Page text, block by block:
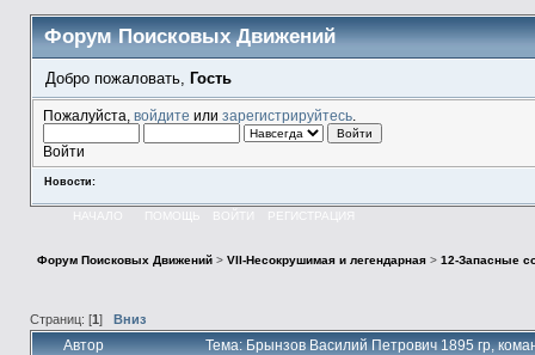
Форум Поисковых Движений
Добро пожаловать, Гость
Пожалуйста, войдите или зарегистрируйтесь.
Войти
Новости:
НАЧАЛО ПОМОЩЬ ВОЙТИ РЕГИСТРАЦИЯ
Форум Поисковых Движений> VII-Несокрушимая и легендарная> 12-Запасные
Страниц: [1 ] Вниз
Автор Тема: Брынзов Василий Петрович 1895 гр,